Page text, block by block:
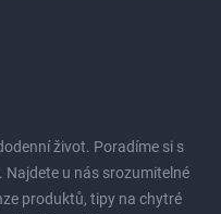
život. Poradíme si s
u nás srozumitelné
produktů, tipy na chytré